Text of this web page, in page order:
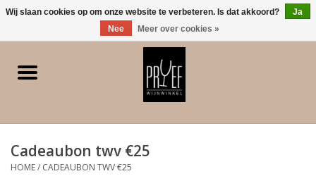
0 Artikelen - €0,00
Home
Witte wijn
Cadeaubon twv €25
HOME/ CADEAUBON TWV €25
Wij slaan cookies op om onze website te verbeteren. Is dat akkoord?
Ja
Nee
Meer over cookies »